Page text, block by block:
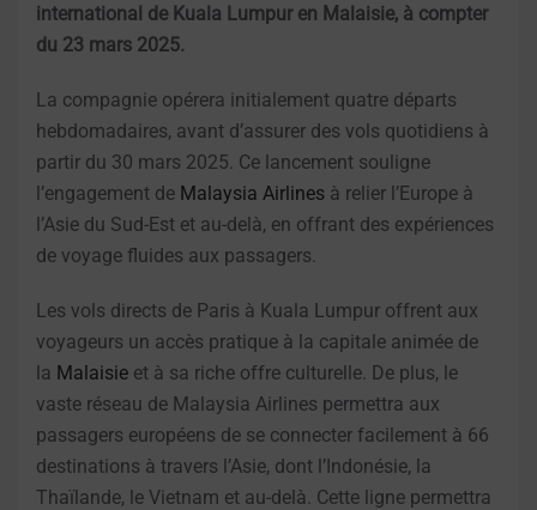
international de Kuala Lumpur en Malaisie, à compter
du 23 mars 2025.
La compagnie opérera initialement quatre départs
hebdomadaires, avant d’assurer des vols quotidiens à
partir du 30 mars 2025. Ce lancement souligne
l’engagement de Malaysia Airlines à relier l’Europe à
l’Asie du Sud-Est et au-delà, en offrant des expériences
de voyage fluides aux passagers.
Les vols directs de Paris à Kuala Lumpur offrent aux
voyageurs un accès pratique à la capitale animée de
la Malaisie et à sa riche offre culturelle. De plus, le
vaste réseau de Malaysia Airlines permettra aux
passagers européens de se connecter facilement à 66
destinations à travers l’Asie, dont l’Indonésie, la
Thaïlande, le Vietnam et au-delà. Cette ligne permettra